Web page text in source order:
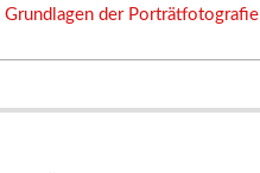
Grundlagen der Porträtfotografie